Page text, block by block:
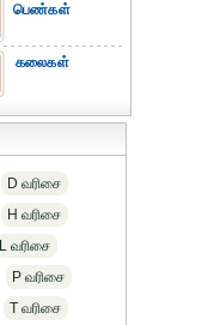
பெண்கள்
கலைகள்
D வரிசை
H வரிசை
L வரிசை
P வரிசை
T வரிசை